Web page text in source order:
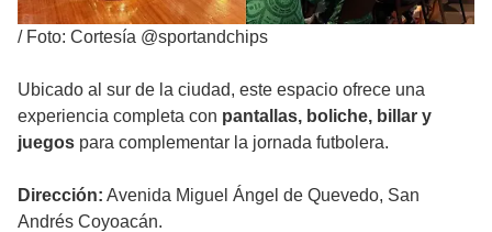
/ Foto: Cortesía @sportandchips
Ubicado al sur de la ciudad, este espacio ofrece una
experiencia completa con pantallas, boliche, billar y
juegos para complementar la jornada futbolera.
Dirección: Avenida Miguel Ángel de Quevedo, San
Andrés Coyoacán.